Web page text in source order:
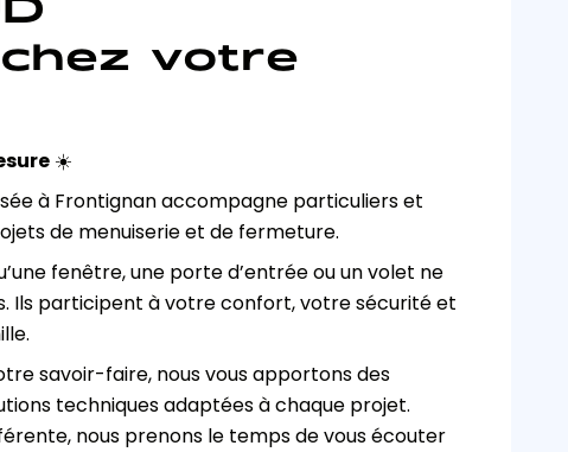
votre
☀️
à Frontignan accompagne particuliers et
de menuiserie et de fermeture.
fenêtre, une porte d’entrée ou un volet ne
Ils participent à votre confort, votre sécurité et
savoir-faire, nous vous apportons des
techniques adaptées à chaque projet.
nous prenons le temps de vous écouter